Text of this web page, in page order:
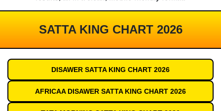
SATTA KING CHART 2026
DISAWER SATTA KING CHART 2026
AFRICAA DISAWER SATTA KING CHART 2026